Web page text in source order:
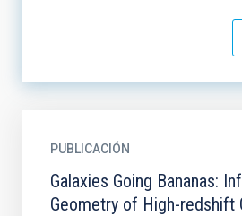
PUBLICACIÓN
Galaxies Going Bananas:
Geometry of High-redshift